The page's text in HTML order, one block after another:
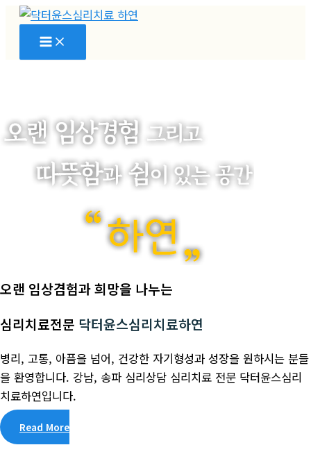
뛰
기
오랜 임상겸험과 희망을 나누는
심리치료전문 닥터윤스심리치료하연
병리, 고통, 아픔을 넘어, 건강한 자기형성과 성장을 원하시는 분들
을 환영합니다. 강남, 송파 심리상담 심리치료 전문 닥터윤스심리
치료하연입니다.
Read More